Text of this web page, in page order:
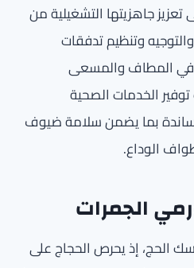
جاهزيتها التشغيلية من
وتنظيم تدفقات
في المطاف والمسعى
الخدمات الصحية
بما يضمن سلامة ضيوف
الوداع.
الجمرات
الحج، إذ يحرص الحجاج على